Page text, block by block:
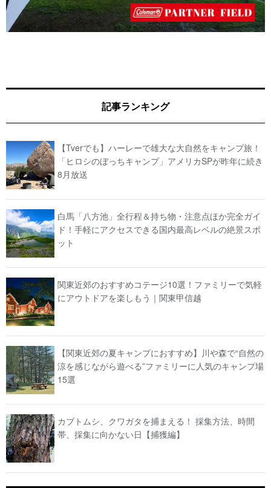
記事ランキング
【Tverでも】ハーレーで雄大な大自然をキャンプ旅！
「ヒロシのぼっちキャンプ」アメリカSPが昨年に続き
8月放送
白馬「八方池」全行程＆持ち物・注意点ほか完全ガイ
ド！手軽にアクセスできる国内最高レベルの絶景スポ
ット
関東近郊のおすすめコテージ10選！ファミリーで気軽
にアウトドアを楽しもう｜関東甲信越
【関東近郊の夏キャンプにおすすめ】川や森で“自然の
涼を感じながら遊べる”ファミリーに人気のキャンプ場
15選
カブトムシ、クワガタを捕まえる！ 採集方法、時間
帯、採集に向かない日【捕獲編】